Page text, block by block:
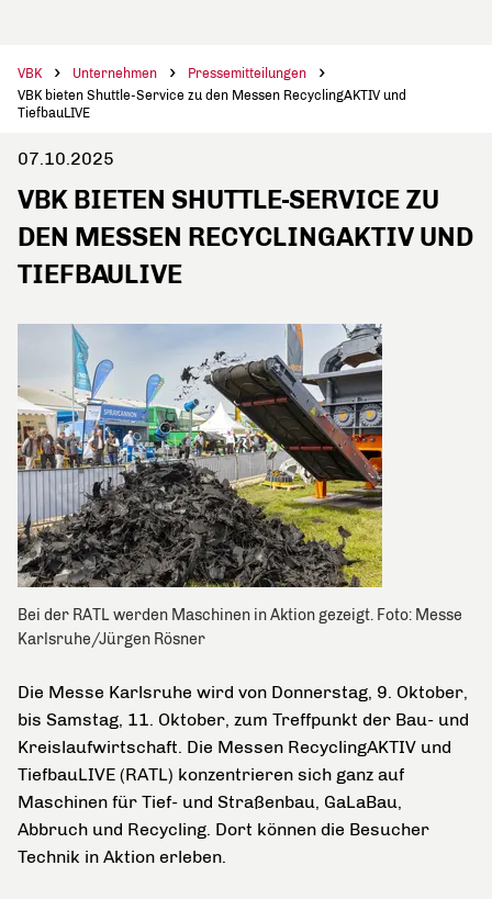
VBK Unternehmen
Pressemitteilungen
VBK bieten Shuttle-Service zu den Messen RecyclingAKTIV und
TiefbauLIVE
07.10.2025
VBK BIETEN SHUTTLE-SERVICE ZU
DEN MESSEN RECYCLINGAKTIV UND
TIEFBAULIVE
Bei der RATL werden Maschinen in Aktion gezeigt. Foto: Messe
Karlsruhe/Jürgen Rösner
Die Messe Karlsruhe wird von Donnerstag, 9. Oktober,
bis Samstag, 11. Oktober, zum Treffpunkt der Bau- und
Kreislaufwirtschaft. Die Messen RecyclingAKTIV und
TiefbauLIVE (RATL) konzentrieren sich ganz auf
Maschinen für Tief- und Straßenbau, GaLaBau,
Abbruch und Recycling. Dort können die Besucher
Technik in Aktion erleben.